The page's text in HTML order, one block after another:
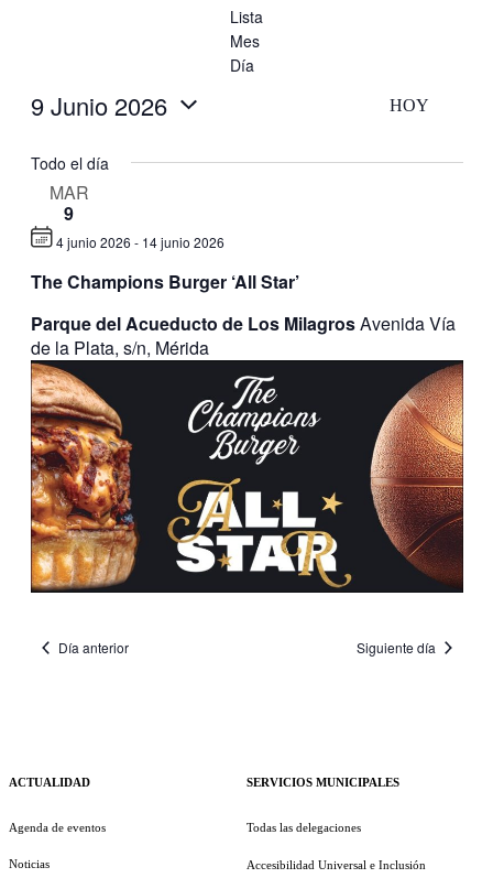
Lista
Mes
Día
HOY
9 Junio 2026
fecha.
Todo el día
MAR
9
The Champions Burger ‘All Star’
4 junio 2026 - 14 junio 2026
Parque del Acueducto de Los MilagrosAvenida Vía
de la Plata, s/n, Mérida
Día anterior Siguiente día
ACTUALIDAD
Agenda de eventos
Noticias
SERVICIOS MUNICIPALES
Todas las delegaciones
Accesibilidad Universal e Inclusión